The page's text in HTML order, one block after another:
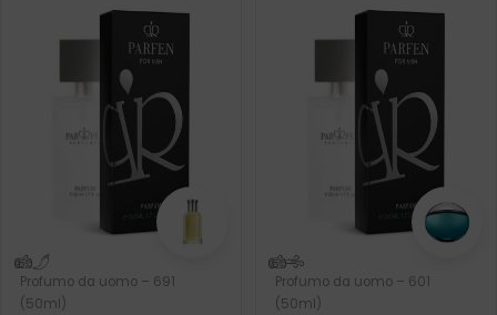
Profumo da uomo – 691
(50ml)
Profumo da uomo – 601
(50ml)